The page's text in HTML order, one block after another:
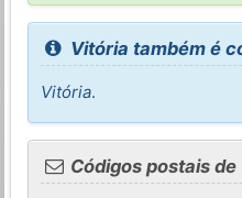
Vitória também é
Vitória.
Códigos postais